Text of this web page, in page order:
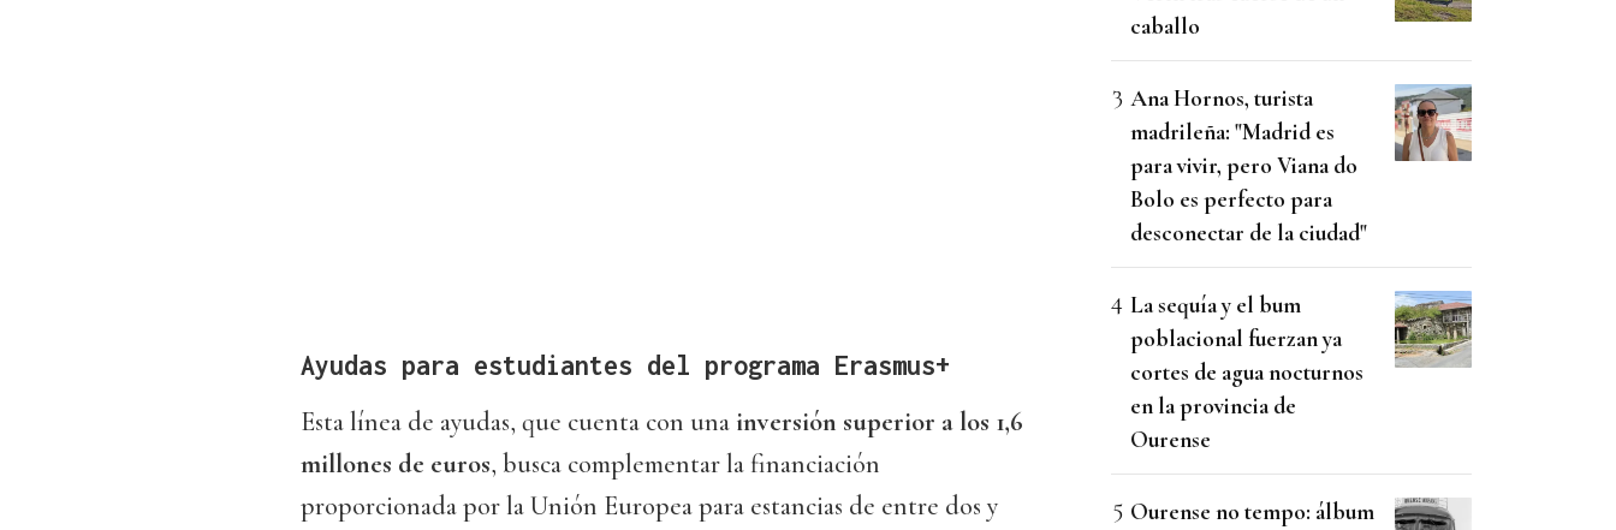
Ayudas para estudiantes del programa Erasmus+
Esta línea de ayudas, que cuenta con una inversión superior a los 1,6
millones de euros, busca complementar la financiación
proporcionada por la Unión Europea para estancias de entre dos y
caballo
Ana Hornos, turista
madrileña: "Madrid es
para vivir, pero Viana do
Bolo es perfecto para
desconectar de la ciudad"
La sequía y el bum
poblacional fuerzan ya
cortes de agua nocturnos
en la provincia de
Ourense
Ourense no tempo: álbum